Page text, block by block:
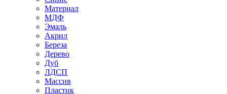
Материал
МДФ
Эмаль
Акрил
Береза
Дерево
Дуб
ЛДСП
Массив
Пластик